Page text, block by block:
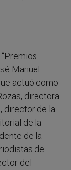
Manuel
actuó como
directora
director de la
de la
de la
de
del